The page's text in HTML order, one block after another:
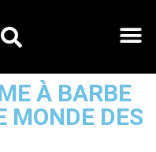
À BARBE
MONDE DES